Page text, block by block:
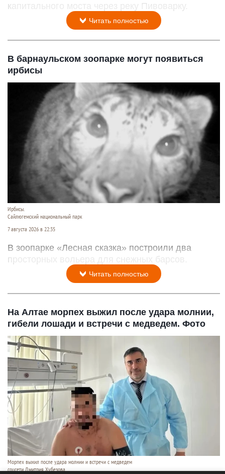
капитального моста через реку Пивоварку.
Читать полностью
В барнаульском зоопарке могут появиться
ирбисы
Ирбисы.
Сайлюгемский национальный парк
7 августа 2026 в 22:35
В зоопарке «Лесная сказка» построили два
просторных вольера для снежных барсов.
Читать полностью
На Алтае морпех выжил после удара молнии,
гибели лошади и встречи с медведем. Фото
Морпех выжил после удара молнии и встречи с медведем
соцсети Дмитрия Хубезова